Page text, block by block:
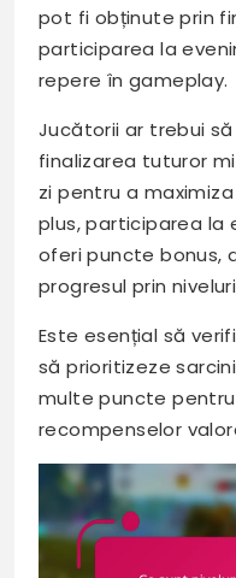
pot fi obținute prin
participarea la
repere în gameplay.
Jucătorii ar trebui
finalizarea tuturor
zi pentru a
plus, participarea la
oferi puncte bonus,
progresul prin
Este esențial să
să prioritizeze
multe puncte
recompenselor